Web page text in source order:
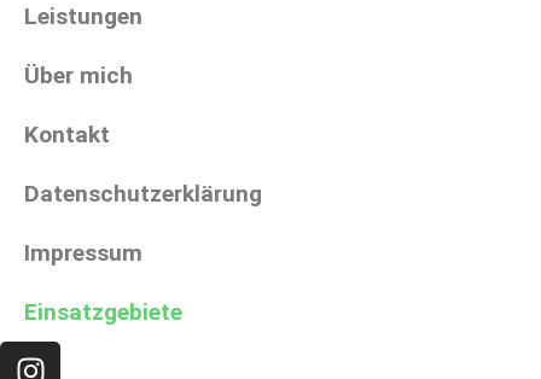
Leistungen
Über mich
Kontakt
Datenschutzerklärung
Impressum
Einsatzgebiete